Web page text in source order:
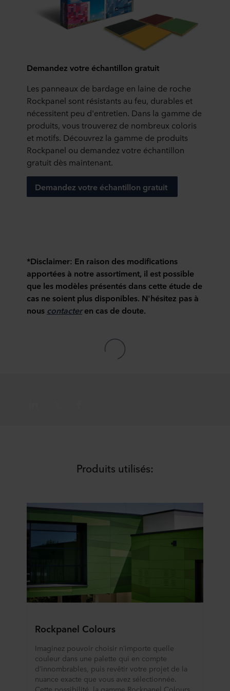
cookie en bas du site web. Consultez la section « À
propos » pour en savoir plus sur notre utilisation des
Déclaration de confidentialité pour
connaître notre traitement des données personnelles,
responsable du traitement de vos données personnelles.
Demandez votre échantillon gratuit
Les panneaux de bardage en laine de roche
Rockpanel sont résistants au feu, durables et
nécessitent peu d'entretien. Dans la gamme de
produits, vous trouverez de nombreux coloris
et motifs. Découvrez la gamme de produits
Rockpanel ou demandez votre échantillon
gratuit dès maintenant.
Demandez votre échantillon gratuit
*Disclaimer: En raison des modifications
apportées à notre assortiment, il est possible
que les modèles présentés dans cette étude de
cas ne soient plus disponibles. N'hésitez pas à
nous contacteren cas de doute.
Produits utilisés:
Rockpanel Colours
Imaginez pouvoir choisir n’importe quelle
couleur dans une palette qui en compte
d’innombrables, puis revêtir votre projet de la
nuance exacte que vous avez sélectionnée.
Cette possibilité, la gamme Rockpanel Colours